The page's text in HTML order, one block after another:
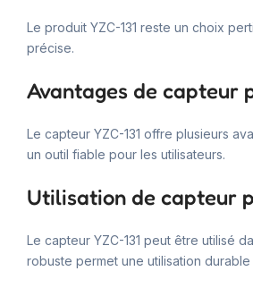
Le produit YZC-131 reste un choix
précise.
Avantages de capteur
Le capteur YZC-131 offre plusieurs
un outil fiable pour les utilisateurs.
Utilisation de capteur
Le capteur YZC-131 peut être utilisé
robuste permet une utilisation